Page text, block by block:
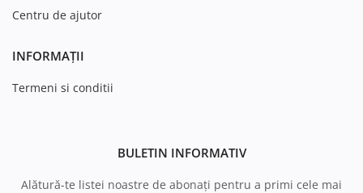
Centru de ajutor
INFORMAȚII
Termeni si conditii
BULETIN INFORMATIV
Alătură-te listei noastre de abonați pentru a primi cele mai